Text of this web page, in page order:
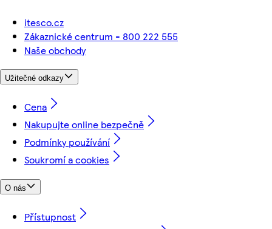
itesco.cz
Zákaznické centrum - 800 222 555
Naše obchody
Užitečné odkazy
Cena
Nakupujte online bezpečně
Podmínky používání
Soukromí a cookies
O nás
Přístupnost